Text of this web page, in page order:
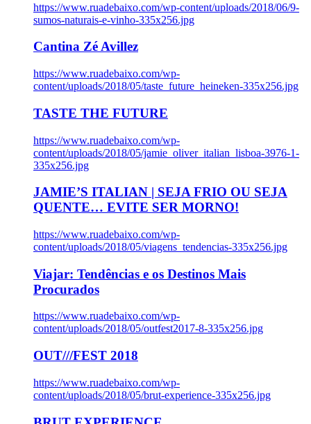
https://www.ruadebaixo.com/wp-content/uploads/2018/06/9-
sumos-naturais-e-vinho-335x256.jpg
Cantina Zé Avillez
https://www.ruadebaixo.com/wp-
content/uploads/2018/05/taste_future_heineken-335x256.jpg
TASTE THE FUTURE
https://www.ruadebaixo.com/wp-
content/uploads/2018/05/jamie_oliver_italian_lisboa-3976-1-
335x256.jpg
JAMIE’S ITALIAN | SEJA FRIO OU SEJA
QUENTE… EVITE SER MORNO!
https://www.ruadebaixo.com/wp-
content/uploads/2018/05/viagens_tendencias-335x256.jpg
Viajar: Tendências e os Destinos Mais
Procurados
https://www.ruadebaixo.com/wp-
content/uploads/2018/05/outfest2017-8-335x256.jpg
OUT///FEST 2018
https://www.ruadebaixo.com/wp-
content/uploads/2018/05/brut-experience-335x256.jpg